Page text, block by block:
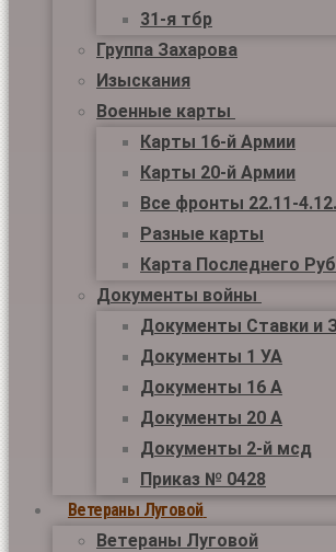
31-я тбр
Группа Захарова
Изыскания
Военные карты
Карты 16-й Армии
Карты 20-й Армии
Все фронты 22.11-
Разные карты
Карта Последнего
Документы войны
Документы Ставки и
Документы 1 УА
Документы 16 А
Документы 20 А
Документы 2-й мсд
Приказ № 0428
Ветераны Луговой
Ветераны Луговой